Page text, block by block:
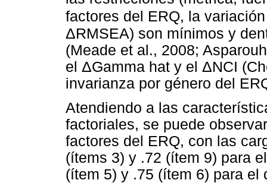
factores del ERQ, la
ΔRMSEA) son mínimos y
(Meade et al., 2008;
el ΔGamma hat y el ΔNCI
invarianza por género del
Atendiendo a las
factoriales, se puede
factores del ERQ, con las
(ítems 3) y .72 (ítem 9) para
(ítem 5) y .75 (ítem 6) para el